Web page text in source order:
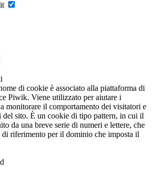
di cookie è associato alla piattaforma di
Piwik. Viene utilizzato per aiutare i
monitorare il comportamento dei visitatori e
del sito. È un cookie di tipo pattern, in cui il
da una breve serie di numeri e lettere, che
di riferimento per il dominio che imposta il